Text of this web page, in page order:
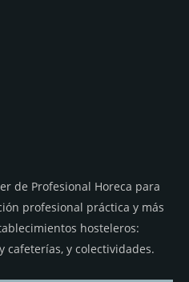
de Profesional Horeca para
profesional práctica y más
hosteleros:
cafeterías, y colectividades.